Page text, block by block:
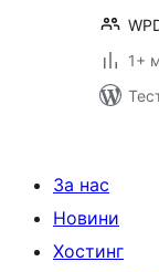
1+
За нас
Новини
Хостинг